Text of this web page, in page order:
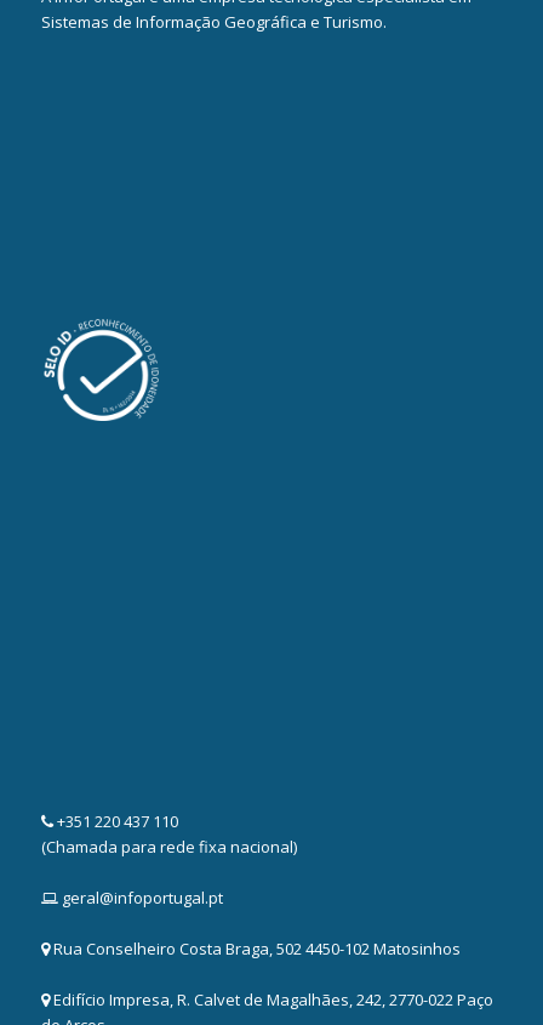
Sistemas de Informação Geográfica e Turismo.
+351 220 437 110
(Chamada para rede fixa nacional)
geral@infoportugal.pt
Rua Conselheiro Costa Braga, 502 4450-102 Matosinhos
Edifício Impresa, R. Calvet de Magalhães, 242, 2770-022 Paço